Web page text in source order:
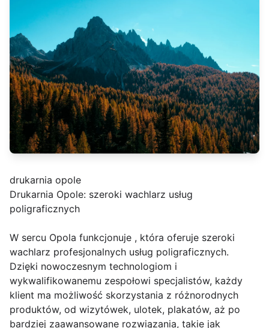
drukarnia opole
Drukarnia Opole: szeroki wachlarz usług
poligraficznych
W sercu Opola funkcjonuje , która oferuje szeroki
wachlarz profesjonalnych usług poligraficznych.
Dzięki nowoczesnym technologiom i
wykwalifikowanemu zespołowi specjalistów, każdy
klient ma możliwość skorzystania z różnorodnych
produktów, od wizytówek, ulotek, plakatów, aż po
bardziej zaawansowane rozwiązania, takie jak